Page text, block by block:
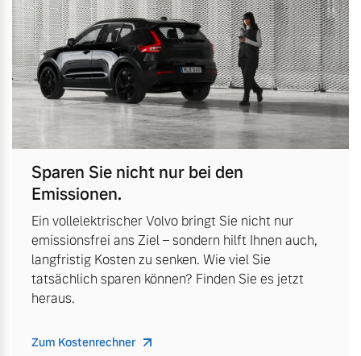
Sparen Sie nicht nur bei den
Emissionen.
Ein vollelektrischer Volvo bringt Sie nicht nur
emissionsfrei ans Ziel – sondern hilft Ihnen auch,
langfristig Kosten zu senken. Wie viel Sie
tatsächlich sparen können? Finden Sie es jetzt
heraus.
Zum Kostenrechner